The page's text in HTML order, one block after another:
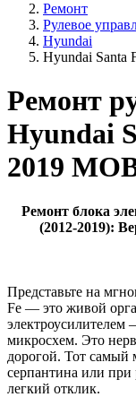
Ремонт
Рулевое
Hyundai
Hyundai Santa
Ремонт
Hyundai
2019
Ремонт блока
(2012-2019):
Представьте на
Fe — это живой
электроусилителем
микросхем. Это
дорогой. Тот самый
серпантина или при
легкий отклик.